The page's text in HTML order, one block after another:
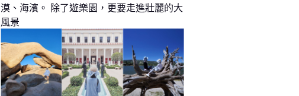
漠、海濱。 除了遊樂園，更要走進壯麗的大
風景